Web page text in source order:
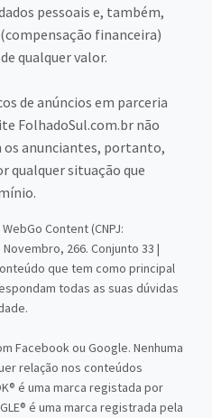
pessoais e, também,
financeira)
qualquer valor.
de anúncios em parceria
FolhadoSul.com.br não
anunciantes, portanto,
qualquer situação que
Content (CNPJ:
Novembro, 266. Conjunto 33 |
que tem como principal
todas as suas dúvidas
Facebook ou Google. Nenhuma
relação nos conteúdos
é uma marca registada por
é uma marca registrada pela